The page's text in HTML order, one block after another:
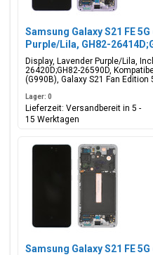
Samsung Galaxy S21 FE
Purple/Lila, GH82-
Display, Lavender Purple/Lila,
26420D;GH82-26590D,
(G990B), Galaxy S21 Fan Edition
Lager: 0
Lieferzeit: Versandbereit in 5 -
15 Werktagen
Samsung Galaxy S21 FE